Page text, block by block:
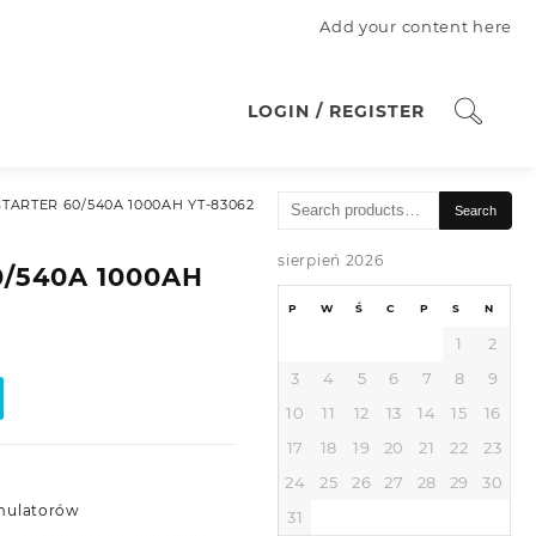
Add your content here
LOGIN / REGISTER
60/540A 1000AH YT-83062
540A 1000AH
Search
Search
sierpień 2026
P W Ś C P S N
1
2
3
4 5 6 7 8
9
10
11 12 13 14 15
16
17
18 19 20 21 22
23
24
25 26 27 28 29
30
31